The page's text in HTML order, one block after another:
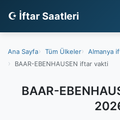
☪ İftar Saatleri
Ana Sayfa Tüm Ülkeler
Almanya
BAAR-EBENHAUSEN iftar vakti
BAAR-